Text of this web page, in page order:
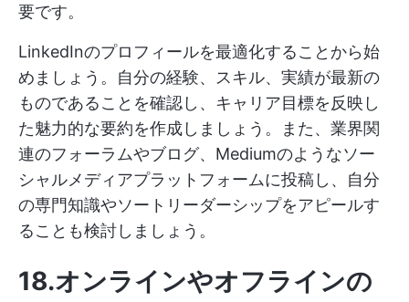
要です。
LinkedInのプロフィールを最適化することから始
めましょう。自分の経験、スキル、実績が最新の
ものであることを確認し、キャリア目標を反映し
た魅力的な要約を作成しましょう。また、業界関
連のフォーラムやブログ、Mediumのようなソー
シャルメディアプラットフォームに投稿し、自分
の専門知識やソートリーダーシップをアピールす
ることも検討しましょう。
18.オンラインやオフラインの